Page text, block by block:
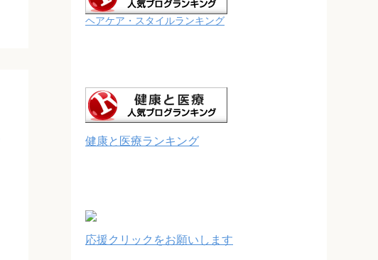
ヘアケア・スタイルランキング
健康と医療ランキング
応援クリックをお願いします